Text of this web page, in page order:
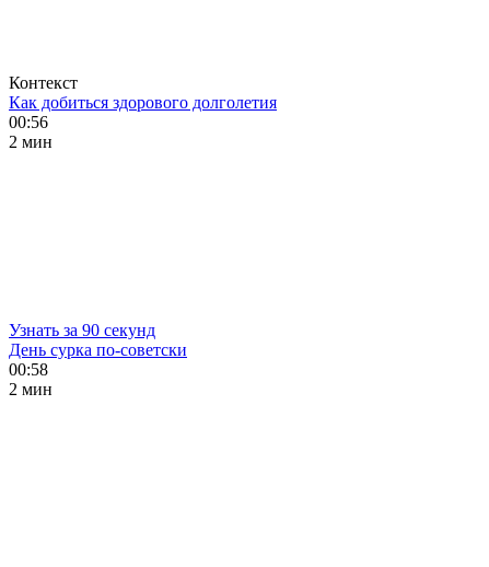
Контекст
Как добиться здорового долголетия
00:56
2 мин
Узнать за 90 секунд
День сурка по-советски
00:58
2 мин